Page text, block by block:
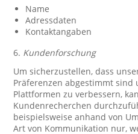
Name
Adressdaten
Kontaktangaben
6. Kundenforschung
Um sicherzustellen, dass
Präferenzen abgestimmt
Plattformen zu verbessern,
Kundenrecherchen
beispielsweise anhand von
Art von Kommunikation nur,